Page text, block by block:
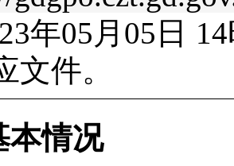
年05月05日
文件。
本情况